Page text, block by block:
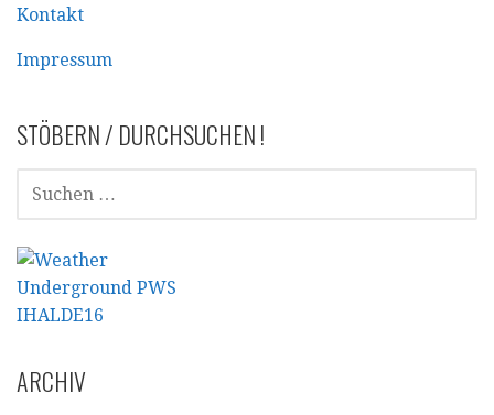
Kontakt
Impressum
STÖBERN / DURCHSUCHEN !
SUCHEN
NACH:
ARCHIV